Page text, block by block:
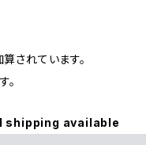
されています。
。
shipping available